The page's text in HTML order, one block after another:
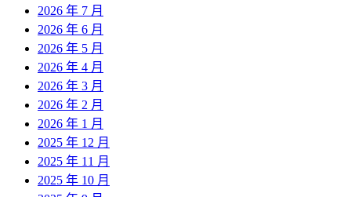
2026 年 7 月
2026 年 6 月
2026 年 5 月
2026 年 4 月
2026 年 3 月
2026 年 2 月
2026 年 1 月
2025 年 12 月
2025 年 11 月
2025 年 10 月